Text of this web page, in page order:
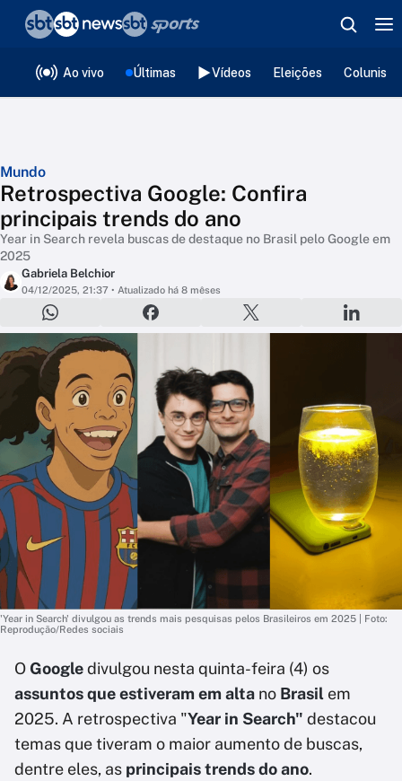
Ao vivo Últimas Vídeos Eleições
Mundo
Retrospectiva Google: Confira
principais trends do ano
Year in Search revela buscas de destaque no Brasil pelo Google em
2025
Gabriela Belchior
04/12/2025, 21:37 • Atualizado há 8 mêses
'Year in Search' divulgou as trends mais pesquisas pelos Brasileiros em 2025 | Foto:
Reprodução/Redes sociais
OGoogledivulgou nesta quinta-feira (4) os
assuntos que estiveram em alta no Brasil em
2025. A retrospectiva "Year in Search" destacou
temas que tiveram o maior aumento de buscas,
dentre eles, as principais trends do ano.
❮voltar
Editorias